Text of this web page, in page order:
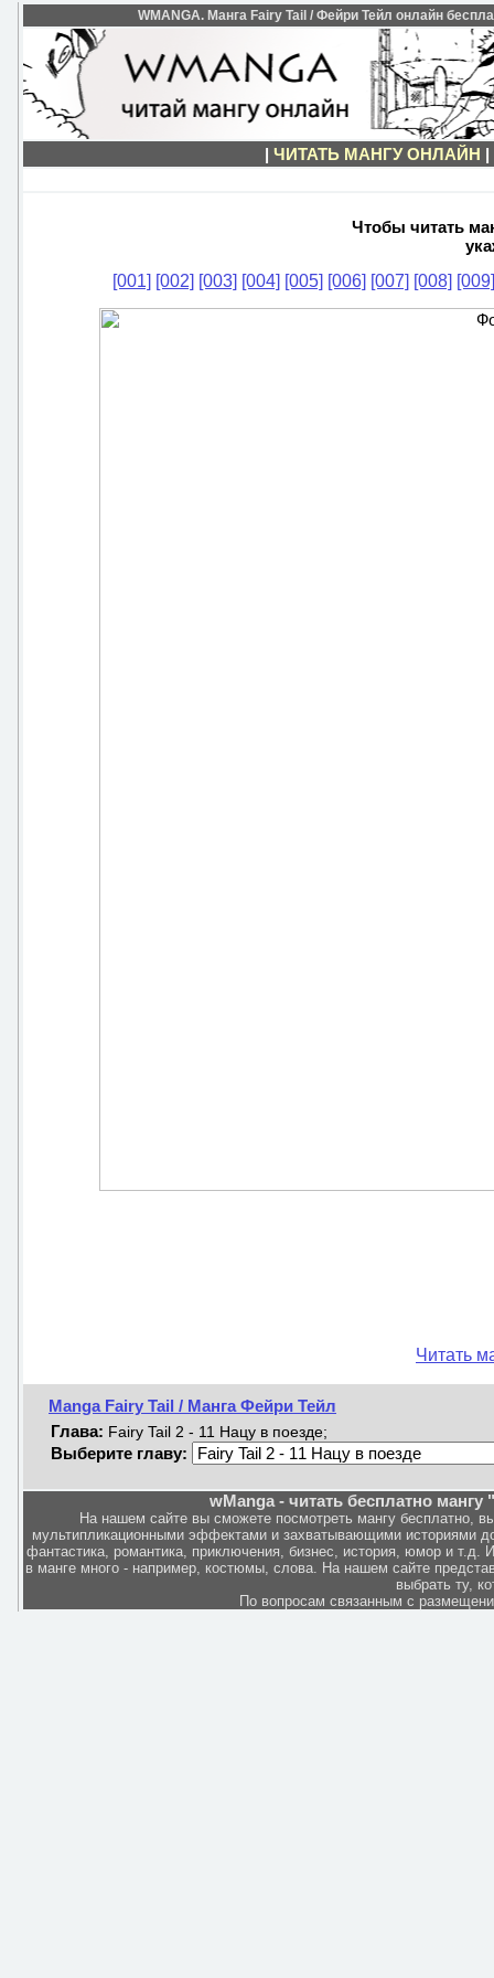
WMANGA. Манга Fairy Tail / Фейри Тейл онлайн
| ЧИТАТЬ МАНГУ ОНЛАЙН |
Чтобы читать
[001] [002] [003] [004] [005] [006] [007] [008] [009]
Читать
Manga Fairy Tail / Манга Фейри Тейл
Глава: Fairy Tail 2 - 11 Нацу в поезде;
Выберите главу:
wManga - читать бесплатно
На нашем сайте вы сможете посмотреть мангу бесплатно,
мультипликационными эффектами и захватывающими историями
фантастика, романтика, приключения, бизнес, история, юмор и
в манге много - например, костюмы, слова. На нашем сайте
выбрать ту,
По вопросам связанным с